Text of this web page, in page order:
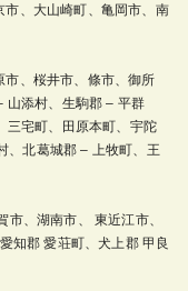
市、大山崎町、亀岡市、南
、桜井市、條市、御所
山添村、生駒郡 – 平群
三宅町、田原本町、宇陀
、北葛城郡 – 上牧町、王
、湖南市、 東近江市、
知郡 愛荘町、犬上郡 甲良